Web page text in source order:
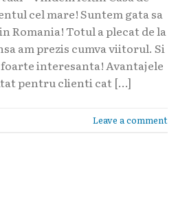
cel mare! Suntem gata sa
Romania! Totul a plecat de la
am prezis cumva viitorul. Si
interesanta! Avantajele
pentru clienti cat […]
Leave a comment